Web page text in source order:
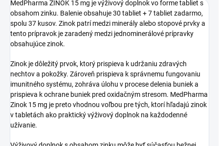
MedPharma ZINOK 15 mg je výživový doplnok vo forme tabliet s
obsahom zinku. Balenie obsahuje 30 tabliet + 7 tabliet zadarmo,
spolu 37 kusov. Zinok patrí medzi minerály alebo stopové prvky a
tento prípravok je zaradený medzi jednominerálové prípravky
obsahujúce zinok.
Zinok je dôležitý prvok, ktorý prispieva k udržaniu zdravých
nechtov a pokožky. Zároveň prispieva k správnemu fungovaniu
imunitného systému, zohráva úlohu v procese delenia buniek a
prispieva k ochrane buniek pred oxidačným stresom. MedPharma
Zinok 15 mg je preto vhodnou voľbou pre tých, ktorí hľadajú zinok
v tabletách ako praktický výživový doplnok na každodenné
užívanie.